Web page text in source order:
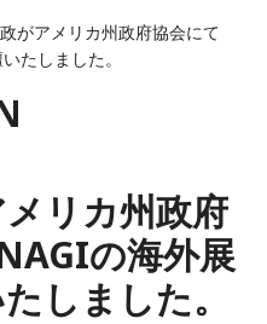
がアメリカ州政府協会にて
たしました。
リカ州政府
の海外展
しました。